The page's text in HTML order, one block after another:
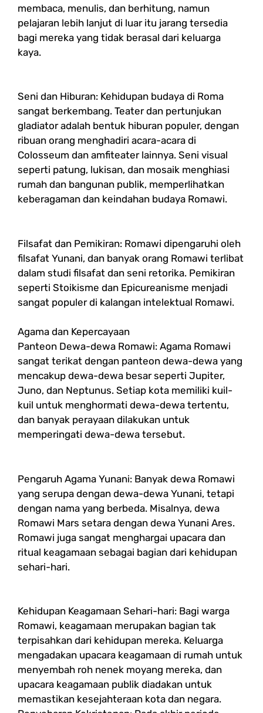
membaca, menulis, dan berhitung, namun
pelajaran lebih lanjut di luar itu jarang tersedia
bagi mereka yang tidak berasal dari keluarga
kaya.
Seni dan Hiburan: Kehidupan budaya di Roma
sangat berkembang. Teater dan pertunjukan
gladiator adalah bentuk hiburan populer, dengan
ribuan orang menghadiri acara-acara di
Colosseum dan amfiteater lainnya. Seni visual
seperti patung, lukisan, dan mosaik menghiasi
rumah dan bangunan publik, memperlihatkan
keberagaman dan keindahan budaya Romawi.
Filsafat dan Pemikiran: Romawi dipengaruhi oleh
filsafat Yunani, dan banyak orang Romawi terlibat
dalam studi filsafat dan seni retorika. Pemikiran
seperti Stoikisme dan Epicureanisme menjadi
sangat populer di kalangan intelektual Romawi.
Agama dan Kepercayaan
Panteon Dewa-dewa Romawi: Agama Romawi
sangat terikat dengan panteon dewa-dewa yang
mencakup dewa-dewa besar seperti Jupiter,
Juno, dan Neptunus. Setiap kota memiliki kuil-
kuil untuk menghormati dewa-dewa tertentu,
dan banyak perayaan dilakukan untuk
memperingati dewa-dewa tersebut.
Pengaruh Agama Yunani: Banyak dewa Romawi
yang serupa dengan dewa-dewa Yunani, tetapi
dengan nama yang berbeda. Misalnya, dewa
Romawi Mars setara dengan dewa Yunani Ares.
Romawi juga sangat menghargai upacara dan
ritual keagamaan sebagai bagian dari kehidupan
sehari-hari.
Kehidupan Keagamaan Sehari-hari: Bagi warga
Romawi, keagamaan merupakan bagian tak
terpisahkan dari kehidupan mereka. Keluarga
mengadakan upacara keagamaan di rumah untuk
menyembah roh nenek moyang mereka, dan
upacara keagamaan publik diadakan untuk
memastikan kesejahteraan kota dan negara.